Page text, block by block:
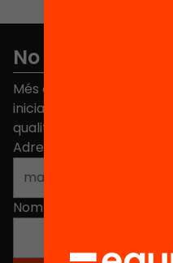
No et perdis res
Més de 40.000 persones
iniciatives, propostes i
qualitat de l'educació a
Adreça electrònica
Nom